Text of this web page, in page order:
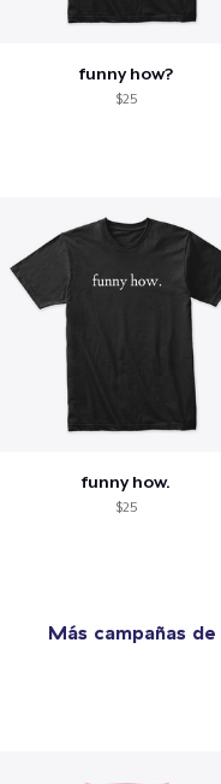
funny how?
$25
funny how.
$25
Más campañas de